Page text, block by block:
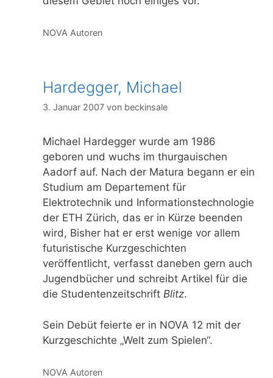
Kategorien
NOVA Autoren
Hardegger, Michael
3. Januar 2007 von beckinsale
Michael Hardegger wurde am 1986
geboren und wuchs im thurgauischen
Aadorf auf. Nach der Matura begann er ein
Studium am Departement für
Elektrotechnik und Informationstechnologie
der ETH Zürich, das er in Kürze beenden
wird, Bisher hat er erst wenige vor allem
futuristische Kurzgeschichten
veröffentlicht, verfasst daneben gern auch
Jugendbücher und schreibt Artikel für die
die Studentenzeitschrift Blitz.
Sein Debüt feierte er in NOVA 12 mit der
Kurzgeschichte „Welt zum Spielen“.
Kategorien
NOVA Autoren